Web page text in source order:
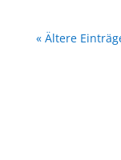
« Ältere